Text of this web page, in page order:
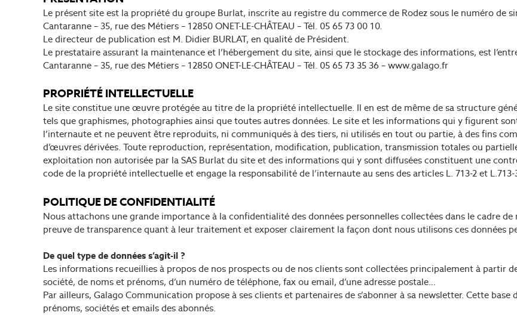
Le présent site est la propriété du groupe Burlat, inscrite au registre du commerce de Rodez sous le numéro de
Cantaranne – 35, rue des Métiers – 12850 ONET-LE-CHÂTEAU – Tél. 05 65 73 00 10.
Le directeur de publication est M. Didier BURLAT, en qualité de Président.
Le prestataire assurant la maintenance et l’hébergement du site, ainsi que le stockage des informations, est
Cantaranne – 35, rue des Métiers – 12850 ONET-LE-CHÂTEAU – Tél. 05 65 73 35 36 – www.galago.fr
PROPRIÉTÉ INTELLECTUELLE
Le site constitue une œuvre protégée au titre de la propriété intellectuelle. Il en est de même de sa structure
tels que graphismes, photographies ainsi que toutes autres données. Le site et les informations qui y figurent
l’internaute et ne peuvent être reproduits, ni communiqués à des tiers, ni utilisés en tout ou partie, à des fins
d’œuvres dérivées. Toute reproduction, représentation, modification, publication, transmission totales ou
exploitation non autorisée par la SAS Burlat du site et des informations qui y sont diffusées constituent une
code de la propriété intellectuelle et engage la responsabilité de l’internaute au sens des articles L. 713-2 et
POLITIQUE DE CONFIDENTIALITÉ
Nous attachons une grande importance à la confidentialité des données personnelles collectées dans le cadre
preuve de transparence quant à leur traitement et exposer clairement la façon dont nous utilisons ces données
De quel type de données s’agit-il ?
Les informations recueillies à propos de nos prospects ou de nos clients sont collectées principalement à partir
société, de noms et prénoms, d’un numéro de téléphone, fax ou email, d’une adresse postale…
Par ailleurs, Galago Communication propose à ses clients et partenaires de s’abonner à sa newsletter. Cette
prénoms, sociétés et emails des abonnés.